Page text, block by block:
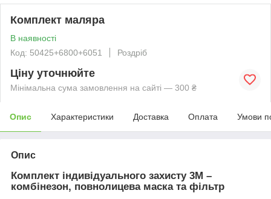
Комплект маляра
В наявності
Код: 50425+6800+6051
Роздріб
Ціну уточнюйте
Мінімальна сума замовлення на сайті — 300 ₴
Опис Характеристики Доставка Оплата Умови
Опис
Комплект індивідуального захисту 3M –
комбінезон, повнолицева маска та фільтр